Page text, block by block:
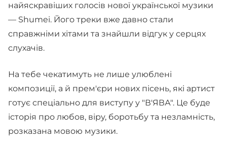
найяскравіших голосів нової української музики
— Shumei. Його треки вже давно стали
справжніми хітами та знайшли відгук у серцях
слухачів.
На тебе чекатимуть не лише улюблені
композиції, а й прем'єри нових пісень, які артист
готує спеціально для виступу у "В'ЯВА". Це буде
історія про любов, віру, боротьбу та незламність,
розказана мовою музики.